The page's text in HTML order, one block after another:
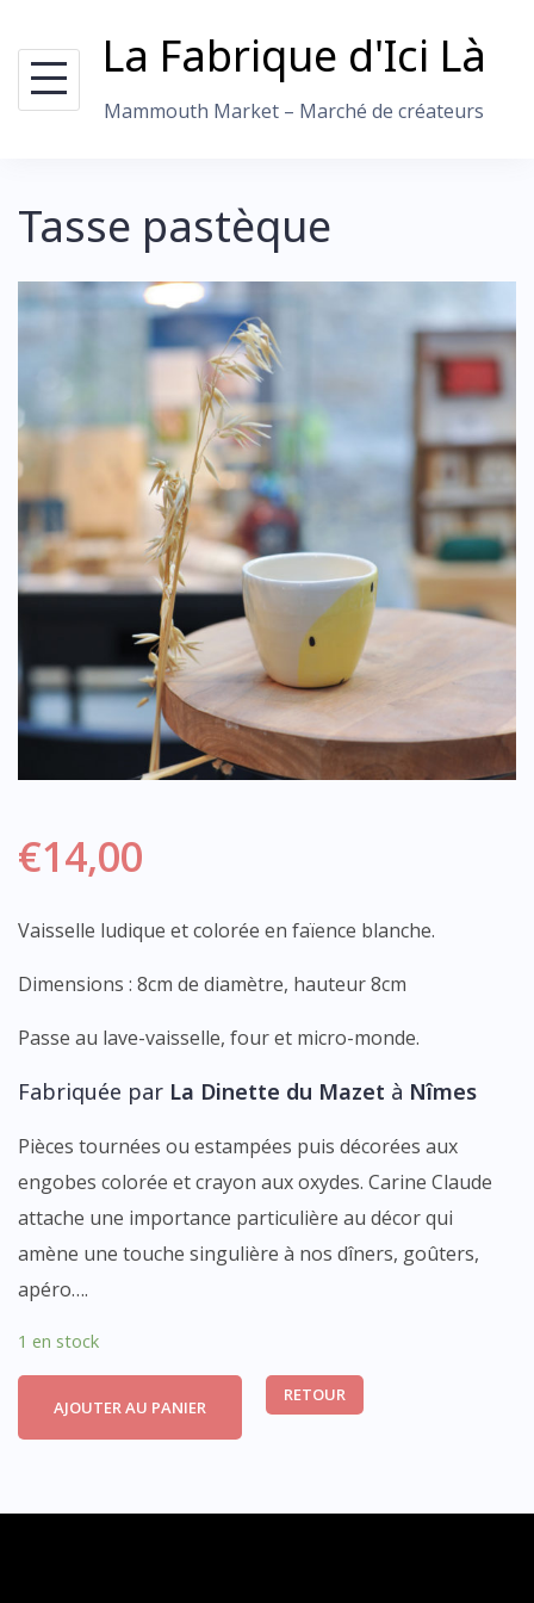
to
content
La Fabrique d'Ici Là
Mammouth Market – Marché de créateurs
Tasse pastèque
€14,00
Vaisselle ludique et colorée en faïence blanche.
Dimensions : 8cm de diamètre, hauteur 8cm
Passe au lave-vaisselle, four et micro-monde.
Fabriquée par La Dinette du Mazet à Nîmes
Pièces tournées ou estampées puis décorées aux
engobes colorée et crayon aux oxydes. Carine Claude
attache une importance particulière au décor qui
amène une touche singulière à nos dîners, goûters,
apéro….
1 en stock
AJOUTER AU PANIER
RETOUR